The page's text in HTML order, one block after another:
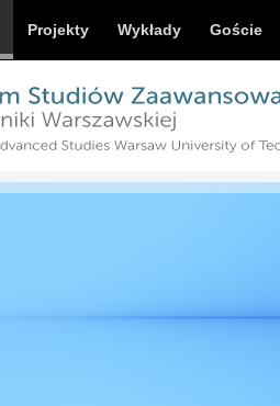
Projekty Wykłady Goście